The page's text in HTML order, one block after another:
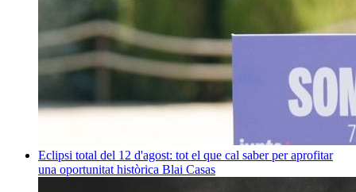
Eclipsi total del 12 d'agost: tot el que cal saber per aprofitar
una oportunitat històrica Blai Casas